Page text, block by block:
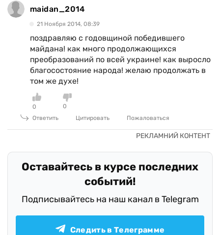
maidan_2014
21 Ноября 2014, 08:39
поздравляю с годовщиной победившего
майдана! как много продолжающихся
преобразований по всей украине! как выросло
благосостояние народа! желаю продолжать в
том же духе!
0
0
Ответить
Цитировать Пожаловаться
Оставайтесь в курсе последних
событий!
Подписывайтесь на наш канал в Telegram
Следить в Телеграмме